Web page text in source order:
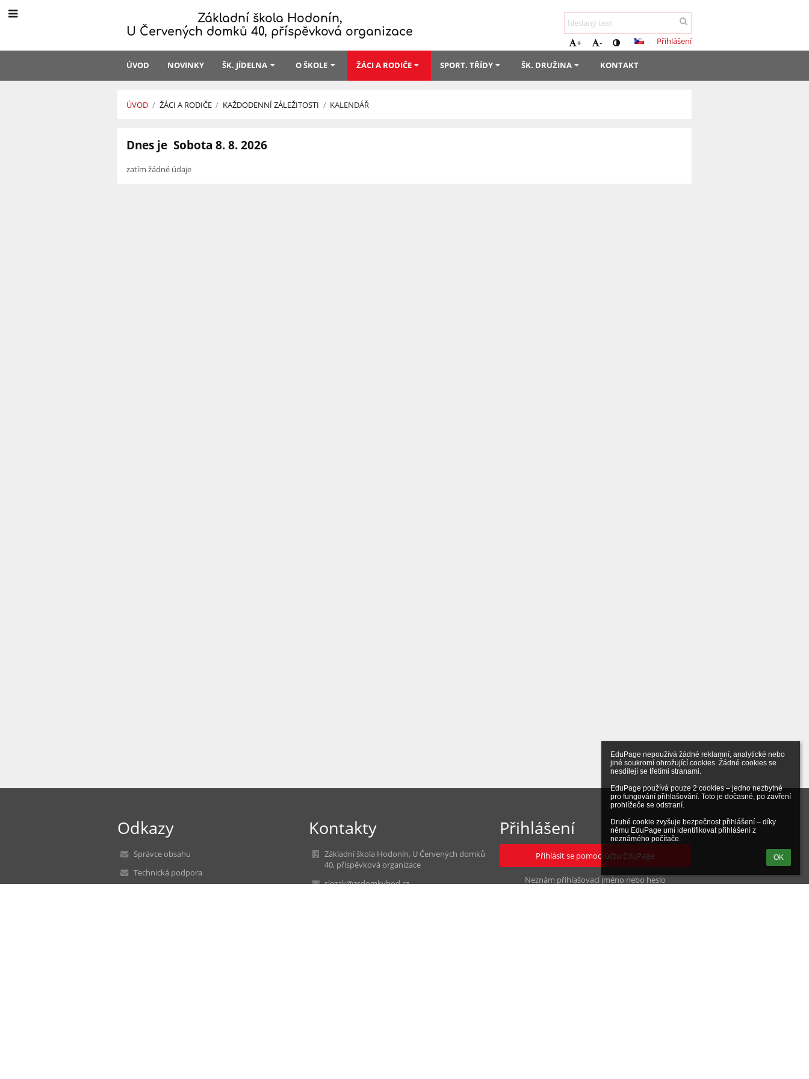
EduPage nepoužívá žádné reklamní, analytické nebo
jiné soukromí ohrožující cookies. Žádné cookies se
nesdílejí se třetími stranami.
EduPage používá pouze 2 cookies – jedno nezbytné
pro fungování přihlašování. Toto je dočasné, po zavření
prohlížeče se odstraní.
Druhé cookie zvyšuje bezpečnost přihlášení – díky
němu EduPage umí identifikovat přihlášení z
neznámého počítače.
OK
Základní škola Hodonín,
U Červených domků 40, příspěvková organizace
+ - Přihlášení
ÚVOD NOVINKY ŠK. JÍDELNA O ŠKOLE ŽÁCI A RODIČE SPORT. TŘÍDY ŠK. DRUŽINA KONTAKT
ÚVOD / ŽÁCI A RODIČE / KAŽDODENNÍ ZÁLEŽITOSTI / KALENDÁŘ
Kalendář
Dnes je Sobota 8. 8. 2026
zatím žádné údaje
Odkazy
Správce obsahu
Technická podpora
Kontakty
Základní škola Hodonín, U Červených domků
40, příspěvková organizace
slezak@zsdomkyhod.cz
Přihlášení
Přihlásit se pomocí účtu EduPage
Neznám přihlašovací jméno nebo heslo